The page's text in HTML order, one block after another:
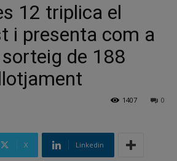
12 triplica el
i presenta com a
de 188
0
1407
X Linkedin